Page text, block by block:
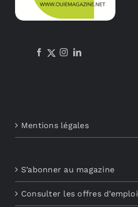
Mentions légales
S’abonner au magazine
Consulter les offres d’emploi